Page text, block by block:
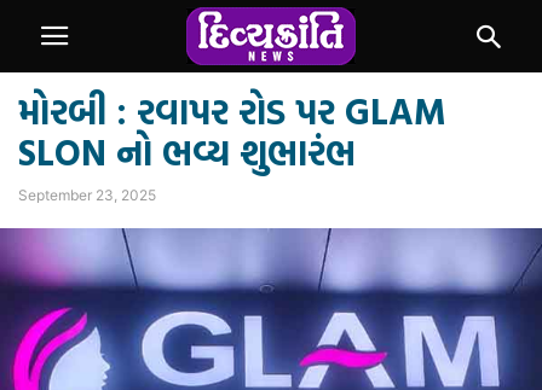
મોરબી : રવાપર રોડ પર GLAM
SLON નો ભવ્ય શુભારંભ
September 23, 2025